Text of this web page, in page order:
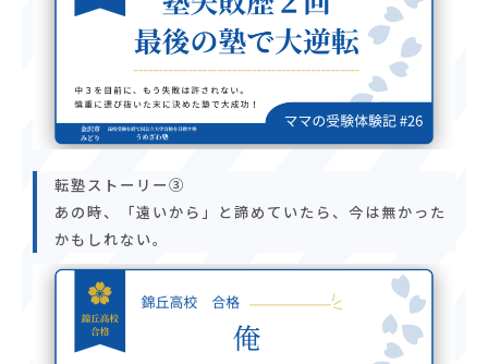
転塾ストーリー③
あの時、「遠いから」と諦めていたら、今は無かった
かもしれない。